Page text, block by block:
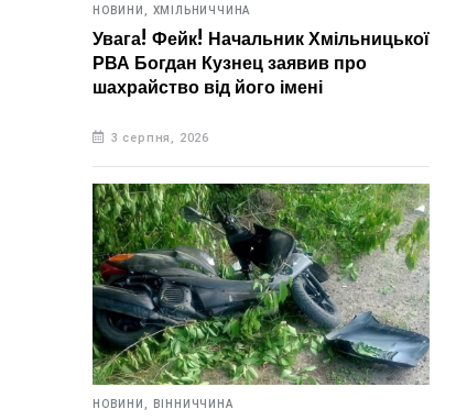
НОВИНИ, ХМІЛЬНИЧЧИНА
Увага! Фейк! Начальник Хмільницької
РВА Богдан Кузнец заявив про
шахрайство від його імені
3 серпня, 2026
НОВИНИ, ВІННИЧЧИНА